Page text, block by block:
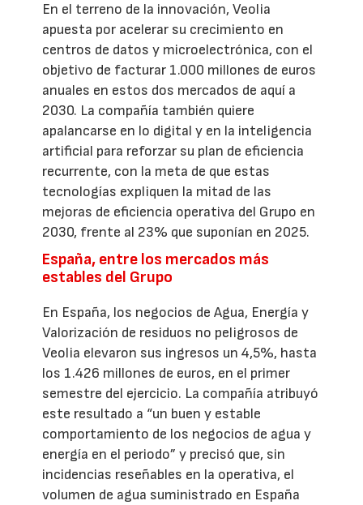
En el terreno de la innovación, Veolia
apuesta por acelerar su crecimiento en
centros de datos y microelectrónica, con el
objetivo de facturar 1.000 millones de euros
anuales en estos dos mercados de aquí a
2030. La compañía también quiere
apalancarse en lo digital y en la inteligencia
artificial para reforzar su plan de eficiencia
recurrente, con la meta de que estas
tecnologías expliquen la mitad de las
mejoras de eficiencia operativa del Grupo en
2030, frente al 23% que suponían en 2025.
España, entre los mercados más
estables del Grupo
En España, los negocios de Agua, Energía y
Valorización de residuos no peligrosos de
Veolia elevaron sus ingresos un 4,5%, hasta
los 1.426 millones de euros, en el primer
semestre del ejercicio. La compañía atribuyó
este resultado a “un buen y estable
comportamiento de los negocios de agua y
energía en el periodo” y precisó que, sin
incidencias reseñables en la operativa, el
volumen de agua suministrado en España